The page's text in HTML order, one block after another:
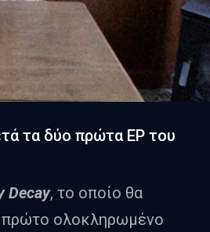
τα δύο πρώτα EP του
Decay, το οποίο θα
πρώτο ολοκληρωμένο